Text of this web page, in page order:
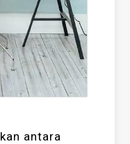
antara